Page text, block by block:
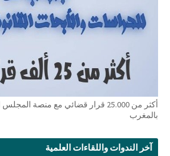
أكثر من 25.000 قرار قضائي مع منصة
بالمغرب
آخر الندوات واللقاءات العلمية